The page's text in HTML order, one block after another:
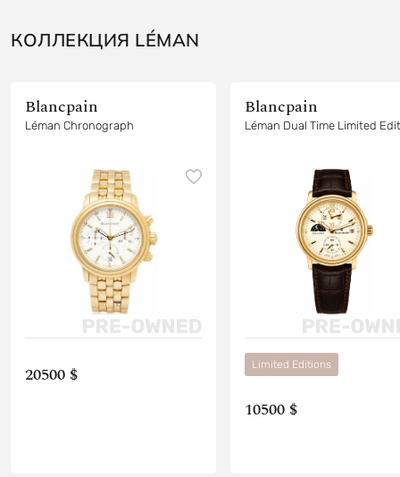
КОЛЛЕКЦИЯ LÉMAN
Blancpain
Léman Chronograph
20500 $
Blancpain
Léman Dual Time Limited
Limited Editions
10500 $